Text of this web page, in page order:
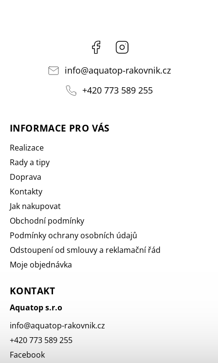
Facebook
info@aquatop-rakovnik.cz
+420 773 589 255
INFORMACE PRO VÁS
Realizace
Rady a tipy
Doprava
Kontakty
Jak nakupovat
Obchodní podmínky
Podmínky ochrany osobních údajů
Odstoupení od smlouvy a reklamační řád
Moje objednávka
KONTAKT
Aquatop s.r.o
info@aquatop-rakovnik.cz
+420 773 589 255
Facebook